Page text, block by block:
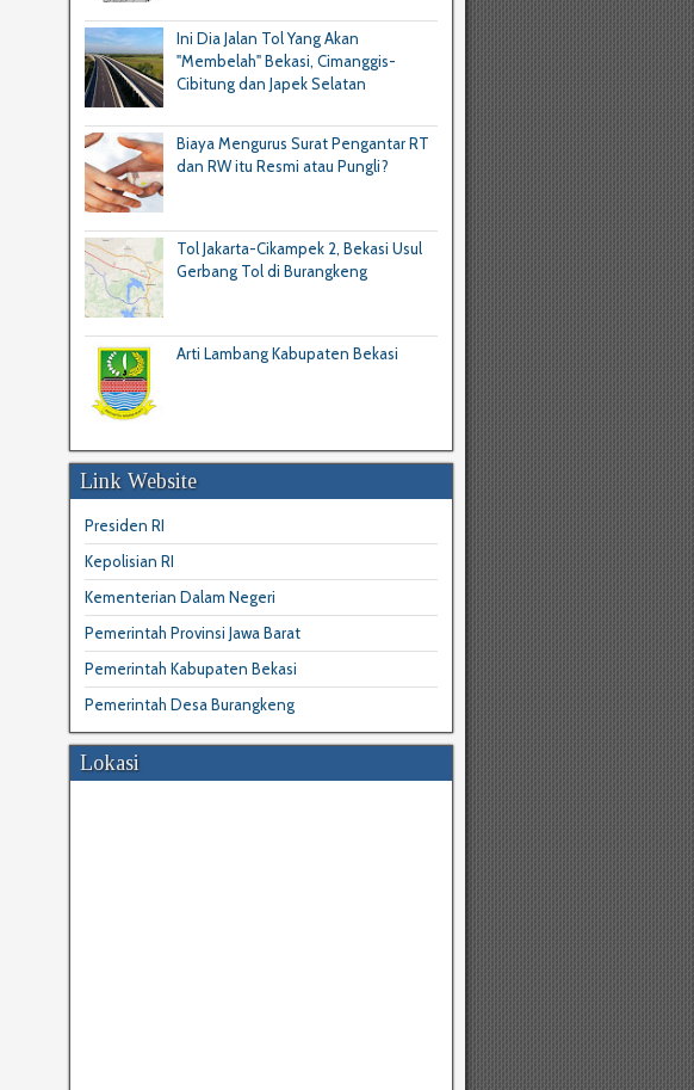
Ini Dia Jalan Tol Yang Akan
"Membelah" Bekasi, Cimanggis-
Cibitung dan Japek Selatan
Biaya Mengurus Surat Pengantar RT
dan RW itu Resmi atau Pungli?
Tol Jakarta-Cikampek 2, Bekasi Usul
Gerbang Tol di Burangkeng
Arti Lambang Kabupaten Bekasi
Link Website
Presiden RI
Kepolisian RI
Kementerian Dalam Negeri
Pemerintah Provinsi Jawa Barat
Pemerintah Kabupaten Bekasi
Pemerintah Desa Burangkeng
Lokasi